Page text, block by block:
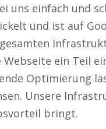
uns einfach und
und ist auf
ein Teil
Optimierung
Unsere
bringt.